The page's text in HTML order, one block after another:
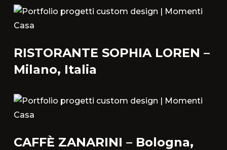
RISTORANTE SOPHIA LOREN –
Milano, Italia
CAFFÈ ZANARINI – Bologna,